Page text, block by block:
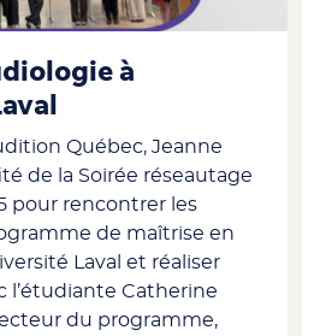
à
Québec, Jeanne
de la Soirée réseautage
pour rencontrer les
de maîtrise en
Laval et réaliser
l’étudiante Catherine
du programme,